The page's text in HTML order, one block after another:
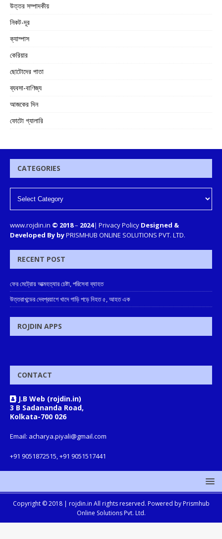
উত্তর সম্পাদকীয়
নিকট-দূর
ক্যাম্পাস
কেরিয়ার
ছোটোদের পাতা
ব্যবসা-বাণিজ্য
আজকের দিন
ফোটো গ্যালারি
CATEGORIES
www.rojdin.in © 2018– 2024| Privacy Policy Designed &
Developed By byPRISMHUB ONLINE SOLUTIONS PVT. LTD.
RECENT POST
ফের মেট্রোয় আত্মহত্যার চেষ্টা, পরিসেবা ব্যাহত
উত্তরাখন্ডের দেবপ্রয়াগে খাদে গাড়ি পড়ে নিহত ৫, আহত এক
ROJDIN APPS
CONTACT
J.B Web (rojdin.in)
3 B Sadananda Road,
Kolkata-700 026
Email: acharya.piyali@gmail.com
+91 9051872515, +91 9051517441
Copyright © 2018 | rojdin.in All rights reserved. Powered by Prismhub
Online Solutions Pvt. Ltd.